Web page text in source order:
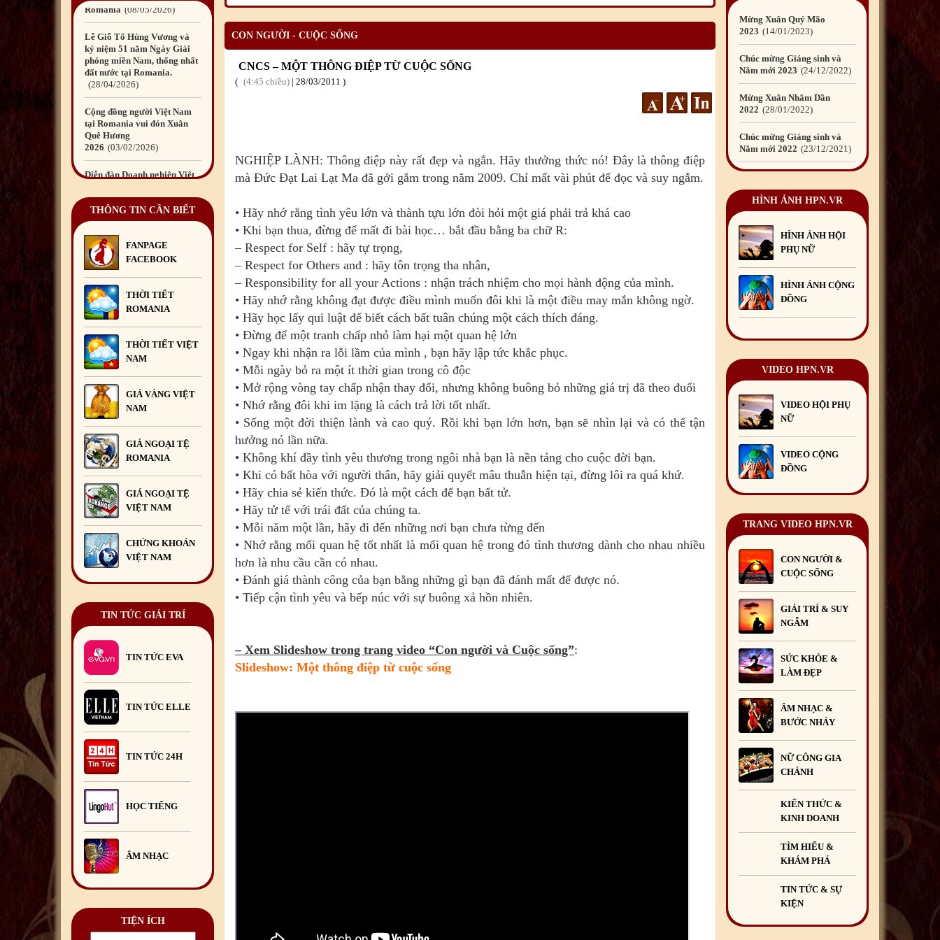
Romania 08/05/2026
Lễ Giỗ Tổ Hùng Vương và
kỷ niệm 51 năm Ngày Giải
phóng miền Nam, thống nhất
đất nước tại Romania.
28/04/2026
Cộng đồng người Việt Nam
tại Romania vui đón Xuân
Quê Hương
2026
03/02/2026
Diễn đàn Doanh nghiệp Việt
tại Romania – Kết nối, hợp
tác và phát
triển 29/10/2025
Diễn đàn Doanh nghiệp Việt
Nam tại châu Âu – Dấu ấn
kết nối và trách nhiệm cộng
đồng 29
Quyên góp ủng hộ đồng bào
bị thiệt hại do bão số 10 và
mưa lũ gây ra
Đêm hội Trăng Rằm
2025 06/10/2025
Liên hoan chia tay Đại sứ Đỗ
Đức Thành cùng Phu nhân và
bà Lương Ngọc Linh kết thúc
nhiệm kỳ công tác tại
Romania
29/09 /2025
Diễn đàn Doanh nghiệp Việt
Nam tại châu Âu lần thứ 14
sẽ diễn ra tại Bucharest,
Romania
15/09 /2025
Đại sứ quán Việt Nam tại
Romania long trọng tổ chức
Lễ kỷ niệm 80 năm Quốc
Liên hoan chia tay Bí thứ thứ
Nhất Nguyễn Mạnh Hùng kết
thúc nhiệm kỳ công tác tại
Romania
Đoàn đại biểu thanh niên Việt
Nam tại Romania tham gia
Trại hè Việt Nam
2026
13 /07/2026
Khai giảng Lớp học hè tiếng
Việt 2026
Hội Doanh nghiệp Việt Nam
tại Romania tổ chức Chương
trình Giao lưu mở.
23/06/2026
THÔNG TIN CẦN BIẾT
FANPAGE
FACEBOOK
THỜI TIẾT
ROMANIA
THỜI TIẾT VIỆT
NAM
GIÁ VÀNG VIỆT
NAM
GIÁ NGOẠI TỆ
ROMANIA
GIÁ NGOẠI TỆ
VIỆT NAM
CHỨNG KHOÁN
VIỆT NAM
TIN TỨC GIẢI TRÍ
TIN TỨC EVA
TIN TỨC ELLE
TIN TỨC 24H
HỌC TIẾNG
ÂM NHẠC
TIỆN ÍCH
CON NGƯỜI - CUỘC SỐNG
CNCS – MỘT THÔNG ĐIỆP TỪ CUỘC SỐNG
4:45 chiều | 28/03/2011
NGHIỆPLÀNH: Thông điệp này rất đẹp và ngắn. Hãy thưởng thức nó! Đây là thông điệp
mà Đức Đạt Lai Lạt Ma đã gởi gắm trong năm 2009. Chỉ mất vài phút để đọc và suy ngẫm.
• Hãy nhớ rằng tình yêu lớn và thành tựu lớn đòi hỏi một giá phải trả khá cao
• Khi bạn thua, đừng để mất đi bài học… bắt đầu bằng ba chữ R:
– Respect for Self : hãy tự trọng,
– Respect for Others and : hãy tôn trọng tha nhân,
– Responsibility for all your Actions : nhận trách nhiệm cho mọi hành động của mình.
• Hãy nhớ rằng không đạt được điều mình muốn đôi khi là một điều may mắn không ngờ.
• Hãy học lấy qui luật để biết cách bất tuân chúng một cách thích đáng.
• Đừng để một tranh chấp nhỏ làm hại một quan hệ lớn
• Ngay khi nhận ra lỗi lầm của mình , bạn hãy lập tức khắc phục.
• Mỗi ngày bỏ ra một ít thời gian trong cô độc
• Mở rộng vòng tay chấp nhận thay đổi, nhưng không buông bỏ những giá trị đã theo đuổi
• Nhớ rằng đôi khi im lặng là cách trả lời tốt nhất.
• Sống một đời thiện lành và cao quý. Rồi khi bạn lớn hơn, bạn sẽ nhìn lại và có thể tận
hưởng nó lần nữa.
• Không khí đầy tình yêu thương trong ngôi nhà bạn là nền tảng cho cuộc đời bạn.
• Khi có bất hòa với người thân, hãy giải quyết mâu thuẫn hiện tại, đừng lôi ra quá khứ.
• Hãy chia sẻ kiến thức. Đó là một cách để bạn bất tử.
• Hãy tử tế với trái đất của chúng ta.
• Mỗi năm một lần, hãy đi đến những nơi bạn chưa từng đến
• Nhớ rằng mối quan hệ tốt nhất là mối quan hệ trong đó tình thương dành cho nhau nhiều
hơn là nhu cầu cần có nhau.
• Đánh giá thành công của bạn bằng những gì bạn đã đánh mất để được nó.
• Tiếp cận tình yêu và bếp núc với sự buông xả hồn nhiên.
– Xem Slideshow trong trang video “Con người và Cuộc sống”:
Slideshow: Một thông điệp từ cuộc sống
Mừng Xuân Quý Mão
2023
14/01/2023
Chúc mừng Giáng sinh và
Năm mới 2023
24/12/2022
Mừng Xuân Nhâm Dần
2022
28/01/2022
Chúc mừng Giáng sinh và
Năm mới 2022
23/12/2021
2021 10/02/2021
Chúc mừng Giáng sinh và
Năm mới 2021
Mừng Xuân Canh Tý
2020 22/01/2020
Chúc mừng Giáng sinh và
Năm mới 2020
24
Chúc mừng Giáng sinh và
Năm mới 2019 22/12/2018
Mừng Xuân Bính Ngọ
2026 15 /02/2026
Chúc mừng Giáng sinh và
Năm mới 2026
/12
Chúc mừng Giáng sinh và
Mừng Xuân Giáp Thìn
HÌNH ẢNH HPN.VR
HÌNH ẢNH HỘI
PHỤ NỮ
HÌNH ẢNH CỘNG
ĐỒNG
VIDEO HPN.VR
VIDEO HỘI PHỤ
NỮ
VIDEO CỘNG
ĐỒNG
TRANG VIDEO HPN.VR
CON NGƯỜI &
CUỘC SỐNG
GIẢI TRÍ & SUY
NGẪM
SỨC KHỎE &
LÀM ĐẸP
ÂM NHẠC &
BƯỚC NHẢY
NỮ CÔNG GIA
CHÁNH
KIẾN THỨC &
KINH DOANH
TÌM HIỂU &
KHÁM PHÁ
TIN TỨC & SỰ
KIỆN